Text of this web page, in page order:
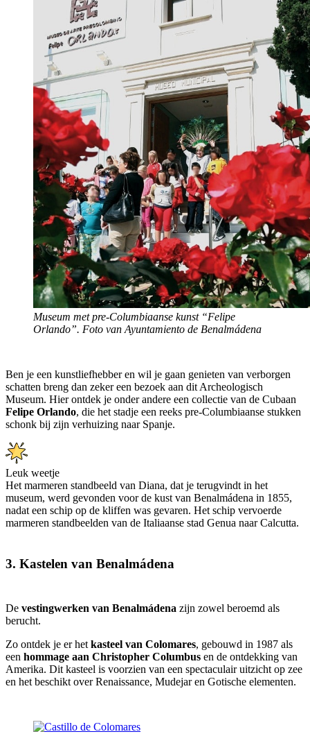
Museum met pre-Columbiaanse kunst “Felipe
Orlando”. Foto van Ayuntamiento de Benalmádena
Ben je een kunstliefhebber en wil je gaan genieten van verborgen
schatten breng dan zeker een bezoek aan dit Archeologisch
Museum. Hier ontdek je onder andere een collectie van de Cubaan
Felipe Orlando, die het stadje een reeks pre-Columbiaanse stukken
schonk bij zijn verhuizing naar Spanje.
Leuk weetje
Het marmeren standbeeld van Diana, dat je terugvindt in het
museum, werd gevonden voor de kust van Benalmádena in 1855,
nadat een schip op de kliffen was gevaren. Het schip vervoerde
marmeren standbeelden van de Italiaanse stad Genua naar Calcutta.
3. Kastelen van Benalmádena
De vestingwerken van Benalmádena zijn zowel beroemd als
berucht.
Zo ontdek je er het kasteel van Colomares, gebouwd in 1987 als
een hommage aan Christopher Columbus en de ontdekking van
Amerika. Dit kasteel is voorzien van een spectaculair uitzicht op zee
en het beschikt over Renaissance, Mudejar en Gotische elementen.